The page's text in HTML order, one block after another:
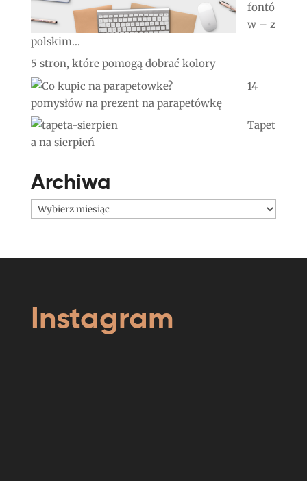
fontó
w – z
polskim...
5 stron, które pomogą dobrać kolory
14
pomysłów na prezent na parapetówkę
Tapet
a na sierpień
Archiwa
Archiwa
Instagram